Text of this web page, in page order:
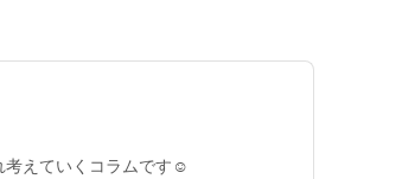
考えていくコラムです☺︎